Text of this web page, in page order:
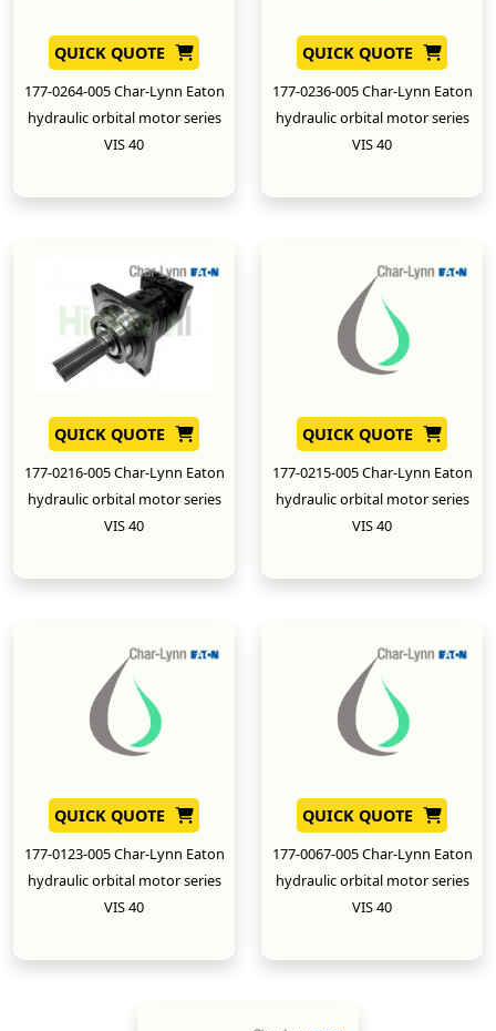
QUICK QUOTE
177-0264-005 Char-Lynn Eaton
hydraulic orbital motor series
VIS 40
QUICK QUOTE
177-0236-005 Char-Lynn Eaton
hydraulic orbital motor series
VIS 40
QUICK QUOTE
177-0216-005 Char-Lynn Eaton
hydraulic orbital motor series
VIS 40
QUICK QUOTE
177-0215-005 Char-Lynn Eaton
hydraulic orbital motor series
VIS 40
QUICK QUOTE
177-0123-005 Char-Lynn Eaton
hydraulic orbital motor series
VIS 40
QUICK QUOTE
177-0067-005 Char-Lynn Eaton
hydraulic orbital motor series
VIS 40